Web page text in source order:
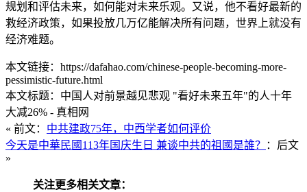
规划和评估未来，如何能对未来乐观。又说，他不看好最新的
救经济政策，如果投放几万亿能解决所有问题，世界上就没有
经济难题。
本文链接：https://dafahao.com/chinese-people-becoming-more-
pessimistic-future.html
本文标题：中国人对前景越见悲观 "看好未来五年"的人十年
大减26% - 真相网
« 前文： 中共建政75年，中西学者如何评价
今天是中華民國113年国庆生日 兼谈中共的祖國是誰？
：后文
»
关注更多相关文章：